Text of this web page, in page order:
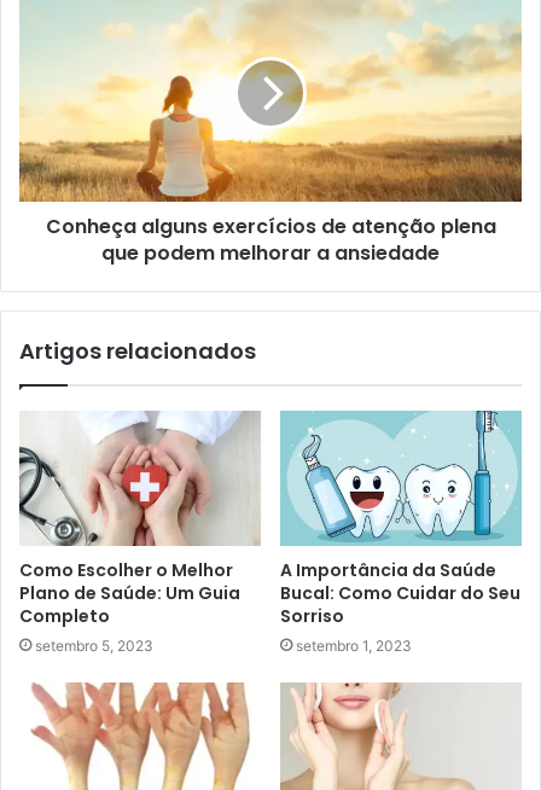
Conheça alguns exercícios de atenção plena
que podem melhorar a ansiedade
Artigos relacionados
Como Escolher o Melhor
Plano de Saúde: Um Guia
Completo
setembro 5, 2023
A Importância da Saúde
Bucal: Como Cuidar do Seu
Sorriso
setembro 1, 2023